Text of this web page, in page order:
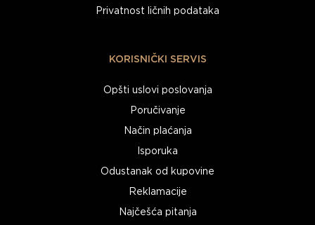
Privatnost ličnih podataka
KORISNIČKI SERVIS
Opšti uslovi poslovanja
Poručivanje
Način plaćanja
Isporuka
Odustanak od kupovine
Reklamacije
Najčešća pitanja